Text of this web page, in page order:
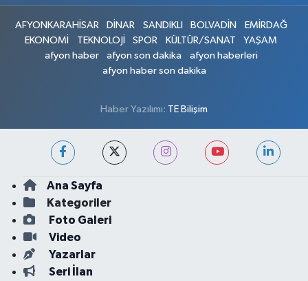
AFYONKARAHİSAR DİNAR SANDIKLI BOLVADİN
EMİRDAĞ
EKONOMİ
TEKNOLOJİ SPOR KÜLTÜR/SANAT
YAŞAM
afyon haber
afyon son dakika
afyon haberleri
afyon haber son dakika
Haber Yazılımı: TE Bilişim
Ana Sayfa
Kategoriler
Foto Galeri
Video
Yazarlar
Seri İlan